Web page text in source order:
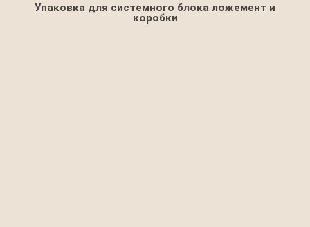
Упаковка для системного блока ложемент и
коробки